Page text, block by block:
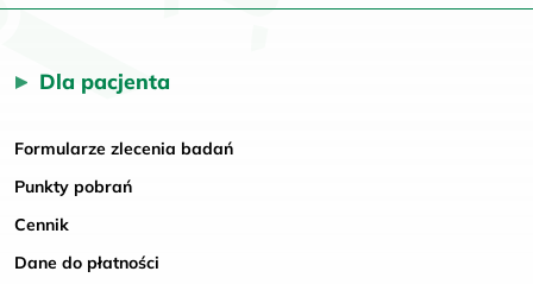
Dla pacjenta
Formularze zlecenia badań
Punkty pobrań
Cennik
Dane do płatności